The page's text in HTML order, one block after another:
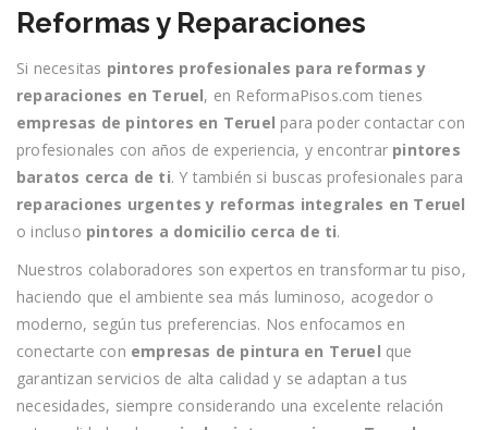
Reformas y Reparaciones
Si necesitas pintores profesionales para reformas y
reparaciones en Teruel, en ReformaPisos.com tienes
empresas de pintores en Teruel para poder contactar con
profesionales con años de experiencia, y encontrar pintores
baratos cerca de ti. Y también si buscas profesionales para
reparaciones urgentes y reformas integrales en Teruel
o incluso pintores a domicilio cerca de ti.
Nuestros colaboradores son expertos en transformar tu piso,
haciendo que el ambiente sea más luminoso, acogedor o
moderno, según tus preferencias. Nos enfocamos en
conectarte con empresas de pintura en Teruel que
garantizan servicios de alta calidad y se adaptan a tus
necesidades, siempre considerando una excelente relación